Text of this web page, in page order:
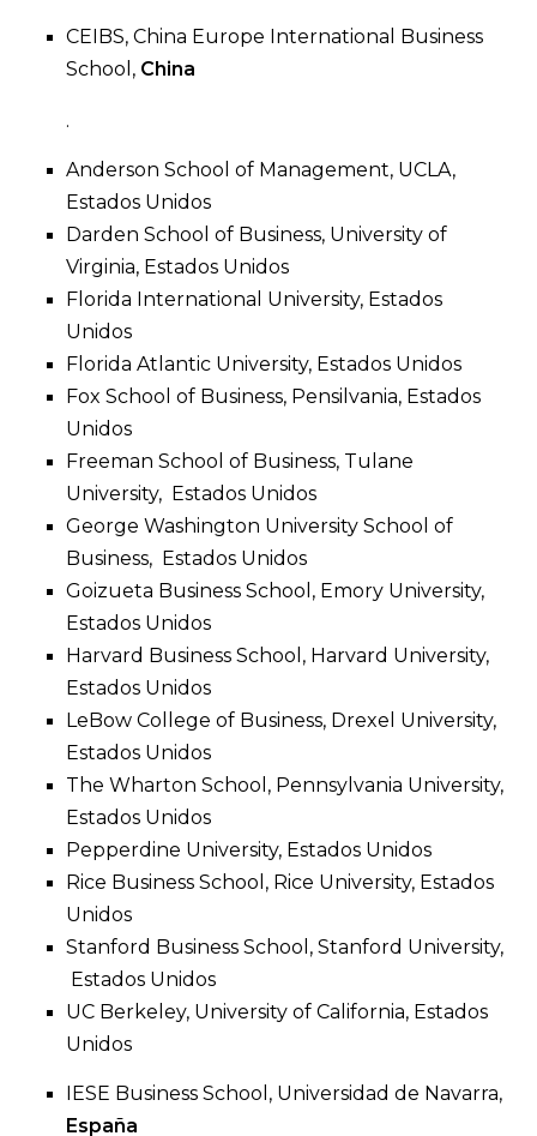
CEIBS, China Europe International Business
School, China
.
Anderson School of Management, UCLA,
Estados Unidos
Darden School of Business, University of
Virginia, Estados Unidos
Florida International University, Estados
Unidos
Florida Atlantic University, Estados Unidos
Fox School of Business, Pensilvania, Estados
Unidos
Freeman School of Business, Tulane
University, Estados Unidos
George Washington University School of
Business, Estados Unidos
Goizueta Business School, Emory University,
Estados Unidos
Harvard Business School, Harvard University,
Estados Unidos
LeBow College of Business, Drexel University,
Estados Unidos
The Wharton School, Pennsylvania University,
Estados Unidos
Pepperdine University, Estados Unidos
Rice Business School, Rice University, Estados
Unidos
Stanford Business School, Stanford University,
Estados Unidos
UC Berkeley, University of California, Estados
Unidos
IESE Business School, Universidad de Navarra,
España